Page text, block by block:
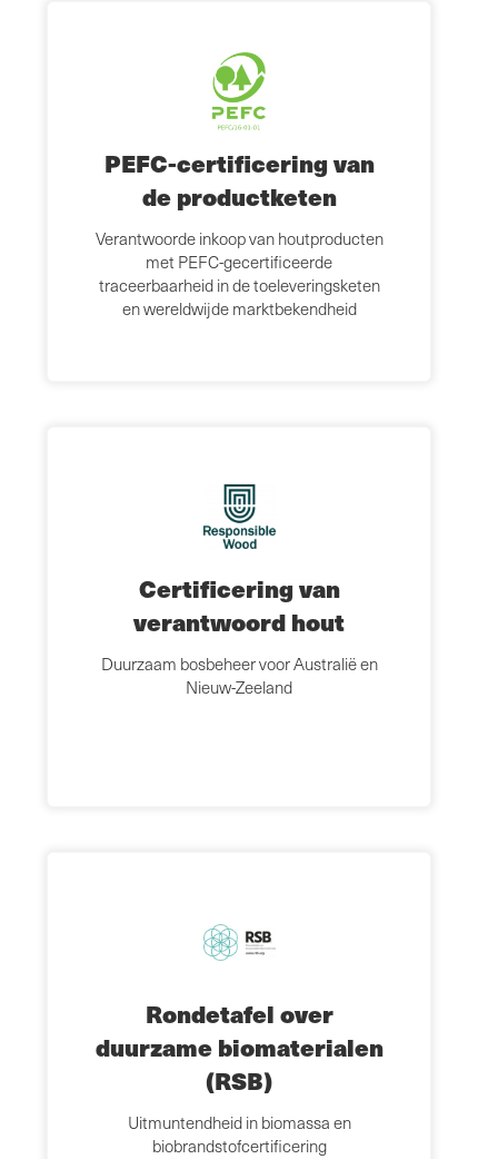
PEFC-certificering van
de productketen
Verantwoorde inkoop van houtproducten
met PEFC-gecertificeerde
traceerbaarheid in de toeleveringsketen
en wereldwijde marktbekendheid
Certificering van
verantwoord hout
Duurzaam bosbeheer voor Australië en
Nieuw-Zeeland
Rondetafel over
duurzame biomaterialen
(RSB)
Uitmuntendheid in biomassa en
biobrandstofcertificering